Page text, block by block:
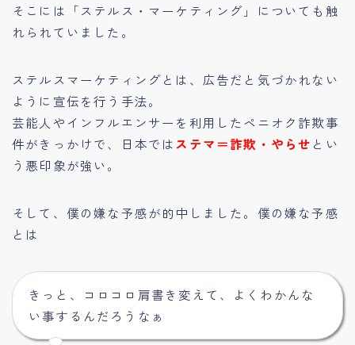
そこには「ステルス・マーケティング」についても触
れられていました。
ステルスマーケティングとは、広告だと気づかれない
ように宣伝を行う手法。
芸能人やインフルエンサーを利用したペニオク詐欺事
件がきっかけで、日本ではステマ＝詐欺・やらせ とい
う悪印象が強い。
そして、僕の嫌な予感が的中しました。僕の嫌な予感
とは
きっと、コロコロ肩書き変えて、よくわかんな
い事するんだろうなぁ